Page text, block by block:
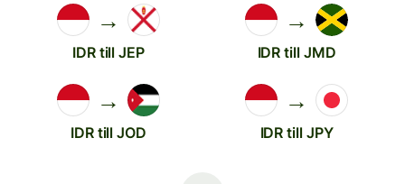
→
IDR till JEP
→
IDR till JMD
→
IDR till JOD
→
IDR till JPY